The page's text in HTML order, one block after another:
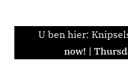
U ben hier:
now! |